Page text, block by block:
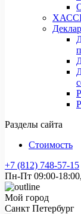
Разделы сайта
Стоимость
+7 (812) 748-57-15
Пн-Пт 09:00-
Мой город
Санкт Петербург